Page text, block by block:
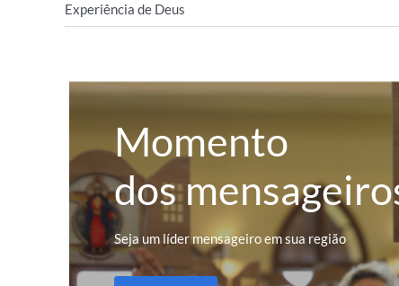
Experiência de Deus
Momento
dos
Seja um líder mensageiro em sua região